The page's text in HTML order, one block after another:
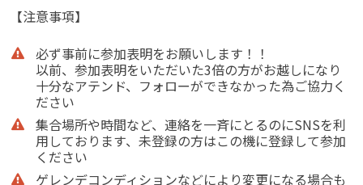
【注意事項】
必ず事前に参加表明をお願いします！！
以前、参加表明をいただいた3倍の方がお越しになり
十分なアテンド、フォローができなかった為ご協力く
ださい
集合場所や時間など、連絡を一斉にとるのにSNSを利
用しております、未登録の方はこの機に登録して参加
ください
ゲレンデコンディションなどにより変更になる場合も